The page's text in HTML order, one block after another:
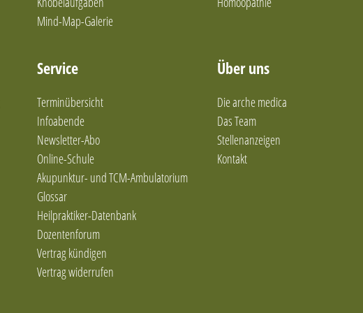
Mind-Map-Galerie
Service
Terminübersicht
Infoabende
Newsletter-Abo
Online-Schule
Akupunktur- und TCM-Ambulatorium
Glossar
Heilpraktiker-Datenbank
Dozentenforum
Vertrag kündigen
Vertrag widerrufen
Über uns
Die arche medica
Das Team
Stellenanzeigen
Kontakt